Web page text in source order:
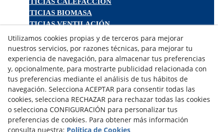
NOTICIAS BIOMASA
NOTICIAS VENTILACIÓN
NOTICIAS ACS
TARIFAS FABRICANTES
NOVEDADES
MI CUENTA
CONTÁCTANOS
DEVOLUCIONES
Utilizamos cookies propias y de terceros para mejorar
nuestros servicios, por razones técnicas, para mejorar tu
experiencia de navegación, para almacenar tus preferencias
y, opcionalmente, para mostrarte publicidad relacionada con
tus preferencias mediante el análisis de tus hábitos de
navegación. Selecciona ACEPTAR para consentir todas las
cookies, selecciona RECHAZAR para rechazar todas las cookies
o selecciona CONFIGURACIÓN para personalizar tus
preferencias de cookies. Para obtener más información
consulta nuestra: Política de Cookies